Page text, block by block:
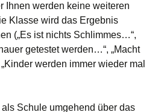
Ihnen werden keine weiteren
Klasse wird das Ergebnis
(„Es ist nichts Schlimmes…“,
getestet werden…“, „Macht
werden immer wieder mal
Schule umgehend über das